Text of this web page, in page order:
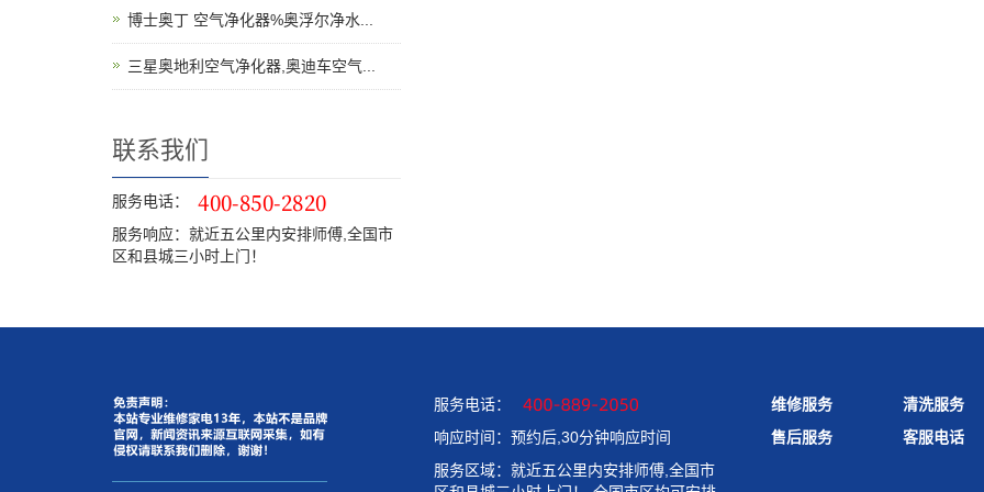
博士奥丁 空气净化器%奥浮尔净水...
三星奥地利空气净化器,奥迪车空气...
联系我们
服务电话：
服务响应：就近五公里内安排师傅,全国市
区和县城三小时上门！
服务电话：
响应时间：预约后,30分钟响应时间
服务区域：就近五公里内安排师傅,全国市
维修服务
清洗服务
售后服务
客服电话